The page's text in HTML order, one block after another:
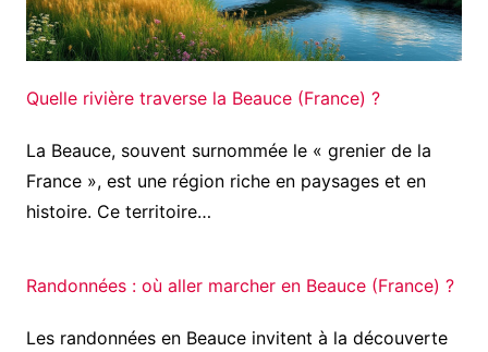
Quelle rivière traverse la Beauce (France) ?
La Beauce, souvent surnommée le « grenier de la
France », est une région riche en paysages et en
histoire. Ce territoire…
Randonnées : où aller marcher en Beauce (France) ?
Les randonnées en Beauce invitent à la découverte